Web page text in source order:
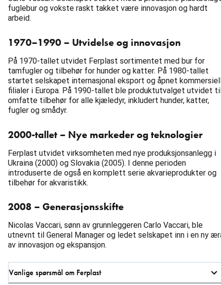
fuglebur og vokste raskt takket være innovasjon og hardt
arbeid.
1970–1990 – Utvidelse og innovasjon
På 1970-tallet utvidet Ferplast sortimentet med bur for
tamfugler og tilbehør for hunder og katter. På 1980-tallet
startet selskapet internasjonal eksport og åpnet
filialer i Europa. På 1990-tallet ble produktutvalget utvidet
omfatte tilbehør for alle kjæledyr, inkludert hunder, katter,
fugler og smådyr.
2000-tallet – Nye markeder og teknologier
Ferplast utvidet virksomheten med nye produksjonsanlegg i
Ukraina (2000) og Slovakia (2005). I denne perioden
introduserte de også en komplett serie akvarieprodukter og
tilbehør for akvaristikk.
2008 – Generasjonsskifte
Nicolas Vaccari, sønn av grunnleggeren Carlo Vaccari, ble
utnevnt til General Manager og ledet selskapet inn i en ny
av innovasjon og ekspansjon.
Vanlige spørsmål om Ferplast